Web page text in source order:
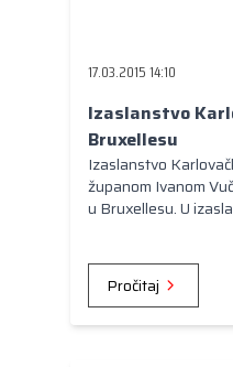
17.03.2015 14:10
Izaslanstvo
Bruxellesu
Izaslanstvo
županom Ivanom
u Bruxellesu. U
Gordanom Lipšinić i
Pročitaj